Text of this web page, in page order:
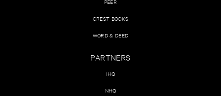
PEER
CREST BOOKS
WORD & DEED
PARTNERS
IHQ
NHQ